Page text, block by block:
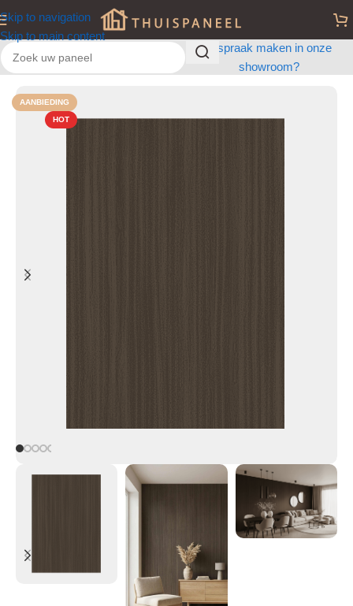
Skip to navigation
Skip to main content
Afspraak maken in onze
showroom?
Wandpanelen Houten wandpanelen
AANBIEDING
HOT